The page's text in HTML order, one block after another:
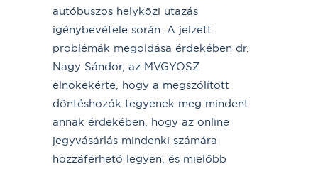
autóbuszos helyközi utazás
igénybevétele során. A jelzett
problémák megoldása érdekében dr.
Nagy Sándor, az MVGYOSZ
elnökekérte, hogy a megszólított
döntéshozók tegyenek meg mindent
annak érdekében, hogy az online
jegyvásárlás mindenki számára
hozzáférhető legyen, és mielőbb